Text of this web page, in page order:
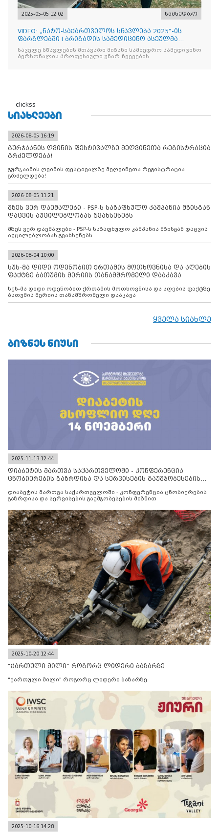
2025-05-05 12:02 სამხედრო
VIDEO: „ნატო-საქართველოს სწავლება 2025“-ის
ფარგლებში I ბრიგადის სამედიცინო ასეულმა
საველე ჰოსპიტალის
საველე სწავლების მთავარი მიზანი სამხედრო სამედიცინო
პერსონალის პროფესიული უნარ-ჩვევების
clickss
ᲡᲘᲐᲮᲚᲔᲔᲑᲘ
2026-08-05 16:19
გურჯაანის ღვინის ფესტივალზე მეღვინეთა რეგისტრაცია
გრძელდება!
გურჯაანის ღვინის ფესტივალზე მეღვინეთა რეგისტრაცია
გრძელდება!
2026-08-05 11:21
მზეს ვერ დაემალები - PSP-ს საზაფხულო კამპანია მზისგან
დაცვის აუცილებლობას გვახსენებს
მზეს ვერ დაემალები - PSP-ს საზაფხულო კამპანია მზისგან დაცვის
აუცილებლობას გვახსენებს
2026-08-04 10:00
სუს-მა დიდი ოდენობით ქრთამის მოთხოვნისა და აღების
ფაქტზე ბათუმის მერიის თანამშრომელი დააკავა
სუს-მა დიდი ოდენობით ქრთამის მოთხოვნისა და აღების ფაქტზე
ბათუმის მერიის თანამშრომელი დააკავა
ყველა სიახლე
ᲑᲘᲖᲜᲔᲡ ᲜᲘᲣᲡᲘ
2025-11-13 12:44
დიაბეტის მართვა საქართველოში - კონფერენცია
ცნობიერების გაზრდისა და სერვისების გაუმჯობესების
დიაბეტის მართვა საქართველოში - კონფერენცია ცნობიერების
გაზრდისა და სერვისების გაუმჯობესების მიზნით
2025-10-20 12:44
“ქართული მილი” როგორც ლიდერი ბაზარზე
“ქართული მილი” როგორც ლიდერი ბაზარზე
2025-10-16 14:28